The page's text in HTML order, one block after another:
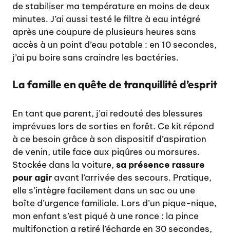
de stabiliser ma température en moins de deux
minutes. J’ai aussi testé le filtre à eau intégré
après une coupure de plusieurs heures sans
accès à un point d’eau potable : en 10 secondes,
j’ai pu boire sans craindre les bactéries.
La famille en quête de tranquillité d’esprit
En tant que parent, j’ai redouté des blessures
imprévues lors de sorties en forêt. Ce kit répond
à ce besoin grâce à son dispositif d’aspiration
de venin, utile face aux piqûres ou morsures.
Stockée dans la voiture, sa présence rassure
pour agir avant l’arrivée des secours. Pratique,
elle s’intègre facilement dans un sac ou une
boîte d’urgence familiale. Lors d’un pique-nique,
mon enfant s’est piqué à une ronce : la pince
multifonction a retiré l’écharde en 30 secondes,